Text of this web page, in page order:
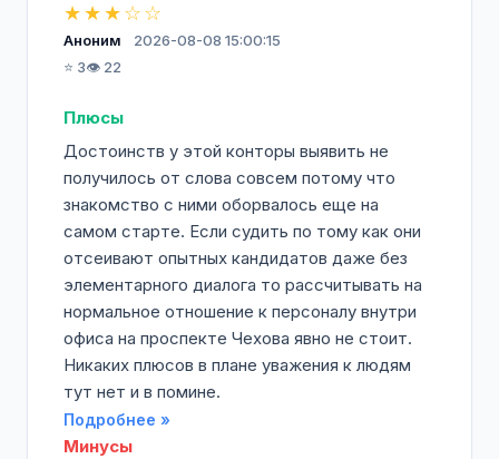
★★★☆☆
Аноним
2026-08-08 15:00:15
⭐ 3👁️ 22
Плюсы
Достоинств у этой конторы выявить не
получилось от слова совсем потому что
знакомство с ними оборвалось еще на
самом старте. Если судить по тому как они
отсеивают опытных кандидатов даже без
элементарного диалога то рассчитывать на
нормальное отношение к персоналу внутри
офиса на проспекте Чехова явно не стоит.
Никаких плюсов в плане уважения к людям
тут нет и в помине.
Подробнее »
Минусы